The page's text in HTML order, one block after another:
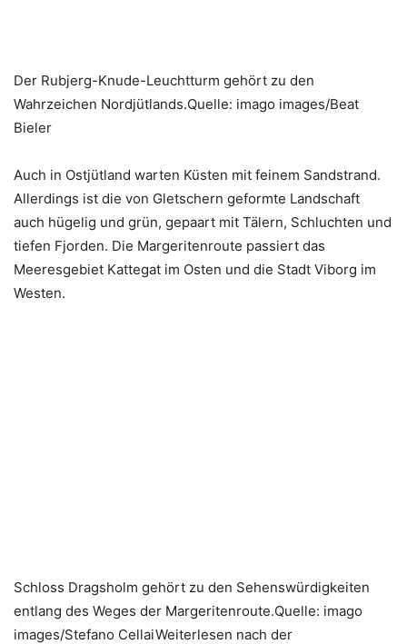
Der Rubjerg-Knude-Leuchtturm gehört zu den
Wahrzeichen Nordjütlands.Quelle: imago images/Beat
Bieler
Auch in Ostjütland warten Küsten mit feinem Sandstrand.
Allerdings ist die von Gletschern geformte Landschaft
auch hügelig und grün, gepaart mit Tälern, Schluchten und
tiefen Fjorden. Die Margeritenroute passiert das
Meeresgebiet Kattegat im Osten und die Stadt Viborg im
Westen.
Schloss Dragsholm gehört zu den Sehenswürdigkeiten
entlang des Weges der Margeritenroute.Quelle: imago
images/Stefano CellaiWeiterlesen nach der